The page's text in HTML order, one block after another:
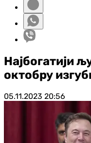
Најбогатији
октобру
05.11.2023 20:56